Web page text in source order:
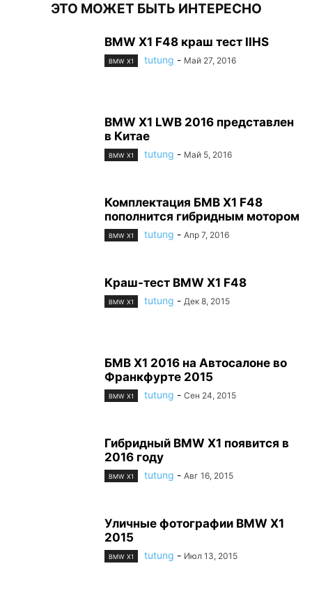
ЭТО МОЖЕТ БЫТЬ ИНТЕРЕСНО
BMW X1 F48 краш тест IIHS
BMW X1 tutung - Май 27, 2016
BMW X1 LWB 2016 представлен
в Китае
BMW X1 tutung - Май 5, 2016
Комплектация БМВ Х1 F48
пополнится гибридным мотором
BMW X1 tutung - Апр 7, 2016
Краш-тест BMW X1 F48
BMW X1 tutung - Дек 8, 2015
БМВ Х1 2016 на Автосалоне во
Франкфурте 2015
BMW X1 tutung - Сен 24, 2015
Гибридный BMW X1 появится в
2016 году
BMW X1 tutung - Авг 16, 2015
Уличные фотографии BMW X1
2015
BMW X1 tutung - Июл 13, 2015